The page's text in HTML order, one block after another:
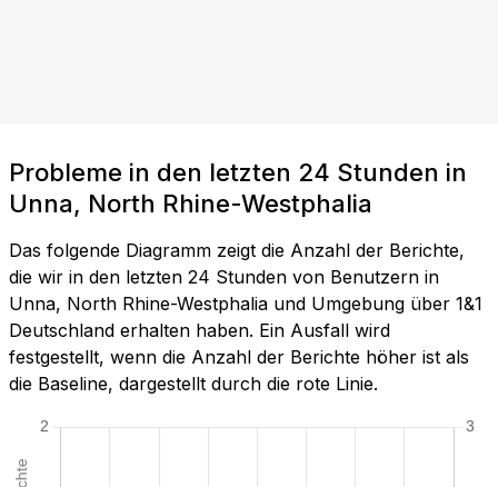
Probleme in den letzten 24 Stunden in
Unna, North Rhine-Westphalia
Das folgende Diagramm zeigt die Anzahl der Berichte,
die wir in den letzten 24 Stunden von Benutzern in
Unna, North Rhine-Westphalia und Umgebung über 1&1
Deutschland erhalten haben. Ein Ausfall wird
festgestellt, wenn die Anzahl der Berichte höher ist als
die Baseline, dargestellt durch die rote Linie.